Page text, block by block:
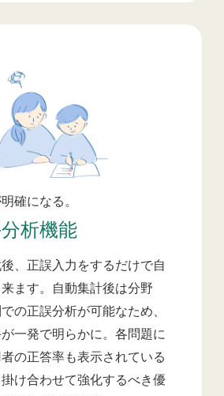
確になる。
析機能
、正誤入力をするだけで自
ます。自動集計後は分野
の正誤分析が可能なため、
一発で明らかに。各問題に
の正答率も表示されている
け合わせて強化するべき優